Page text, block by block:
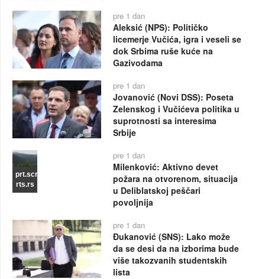
pre 1 dan
Aleksić (NPS): Političko
licemerje Vučića, igra i veseli se
dok Srbima ruše kuće na
Gazivodama
pre 1 dan
Jovanović (Novi DSS): Poseta
Zelenskog i Vučićeva politika u
suprotnosti sa interesima
Srbije
prt.scr
rts.rs
pre 1 dan
Milenković: Aktivno devet
požara na otvorenom, situacija
u Deliblatskoj peščari
povoljnija
pre 1 dan
Đukanović (SNS): Lako može
da se desi da na izborima bude
više takozvanih studentskih
lista